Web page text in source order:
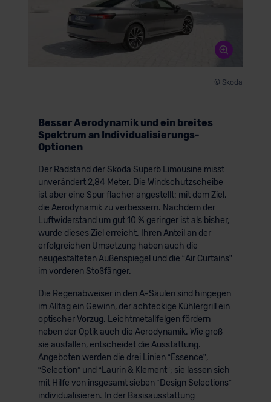
© Skoda
Besser Aerodynamik und ein breites
Spektrum an Individualisierungs-
Optionen
Der Radstand der Skoda Superb Limousine misst
unverändert 2,84 Meter. Die Windschutzscheibe
ist aber eine Spur flacher angestellt: mit dem Ziel,
die Aerodynamik zu verbessern. Nachdem der
Luftwiderstand um gut 10 % geringer ist als bisher,
wurde dieses Ziel erreicht. Ihren Anteil an der
erfolgreichen Umsetzung haben auch die
neugestalteten Außenspiegel und die “Air Curtains”
im vorderen Stoßfänger.
Die Regenabweiser in den A-Säulen sind hingegen
im Alltag ein Gewinn, der achteckige Kühlergrill ein
optischer Vorzug. Leichtmetallfelgen fördern
neben der Optik auch die Aerodynamik. Wie groß
sie ausfallen, entscheidet die Ausstattung.
Angeboten werden die drei Linien “Essence”,
“Selection” und “Laurin & Klement”; sie lassen sich
mit Hilfe von insgesamt sieben “Design Selections”
individualisieren. In der Basisausstattung